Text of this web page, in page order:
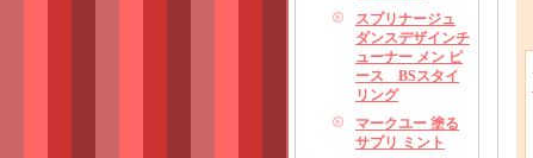
スプリナージュ
ダンスデザインチ
ューナー メン ピ
ース BSスタイ
リング
マークユー 塗る
サプリ ミント